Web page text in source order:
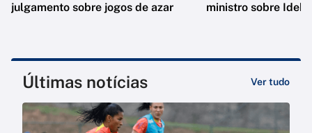
julgamento sobre jogos de azar
ministro sobre Ideb
Últimas notícias Ver tudo